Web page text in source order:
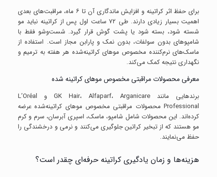
برای حفظ اثر کراتینه و افزایش ماندگاری آن تا ۶ ماه، مراقبت‌های بعدی
اهمیت بسیار زیادی دارند. طی ۷۲ ساعت اول پس از کراتینه نباید مو
شسته شود، بسته شود یا پشت گوش قرار گیرد. شست‌وشو فقط با
شامپوهای بدون سولفات، بدون نمک و پارابن مجاز است. استفاده از
ماسک‌های نرم‌کننده مخصوص موهای کراتینه‌شده هر هفته به ترمیم و
نگهداری نتیجه کمک می‌کند.
معرفی محصولات مراقبتی مخصوص موهای کراتینه شده
برندهایی مانند GK Hair، Alfaparf، Arganicare و L’Oréal
Professional محصولات مراقبتی مخصوص موهای کراتینه‌شده عرضه
کرده‌اند. این محصولات شامل شامپو، ماسک، اسپری آبرسان، سرم و کرم
مو هستند که از تبخیر کراتین جلوگیری می‌کنند و نرمی و درخشندگی را
حفظ می‌نمایند.
هزینه‌ها و زمان یادگیری کراتینه حرفه‌ای چقدر است؟